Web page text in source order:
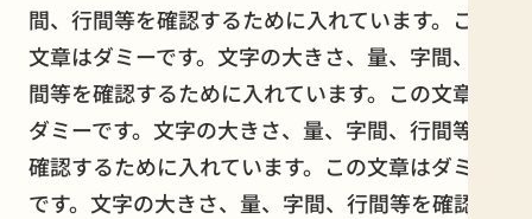
間、行間等を確認するために入れています。この
文章はダミーです。文字の大きさ、量、字間、行
間等を確認するために入れています。この文章は
ダミーです。文字の大きさ、量、字間、行間等を
確認するために入れています。この文章はダミー
です。文字の大きさ、量、字間、行間等を確認す